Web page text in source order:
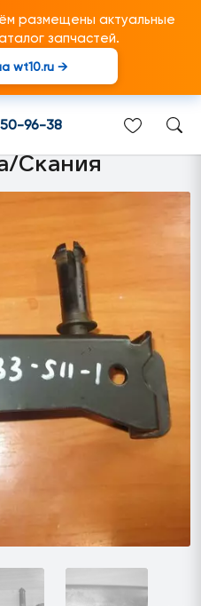
размещены актуальные
запчастей.
wt10.ru →
96-38
левый
грузовиков
Скания